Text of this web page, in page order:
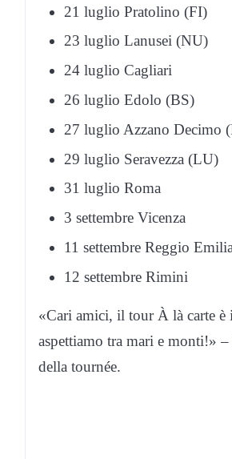
21 luglio Pratolino (FI)
23 luglio Lanusei (NU)
24 luglio Cagliari
26 luglio Edolo (BS)
27 luglio Azzano Decimo
29 luglio Seravezza (LU)
31 luglio Roma
3 settembre Vicenza
11 settembre Reggio Emilia
12 settembre Rimini
«Cari amici, il tour À là carte è
aspettiamo tra mari e monti!»
della tournée.